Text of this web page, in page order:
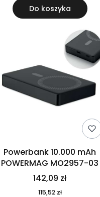
Do koszyka
Powerbank 10.000 mAh
POWERMAG MO2957-03
142,09 zł
115,52 zł